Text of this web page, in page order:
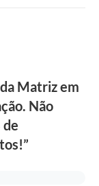
Matriz em
Não